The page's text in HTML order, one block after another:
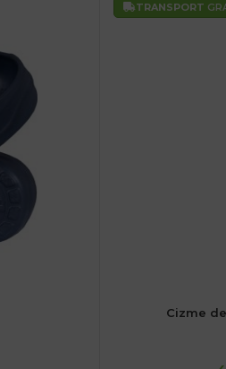
TRANSPORT
Cizme